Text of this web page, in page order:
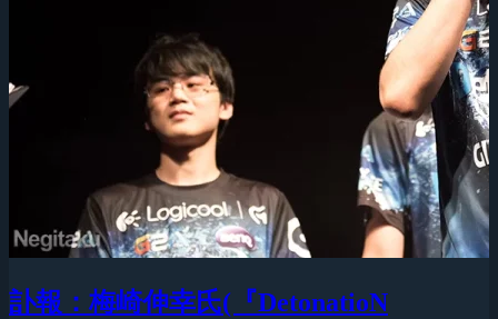
訃報：梅崎伸幸氏(『DetonatioN